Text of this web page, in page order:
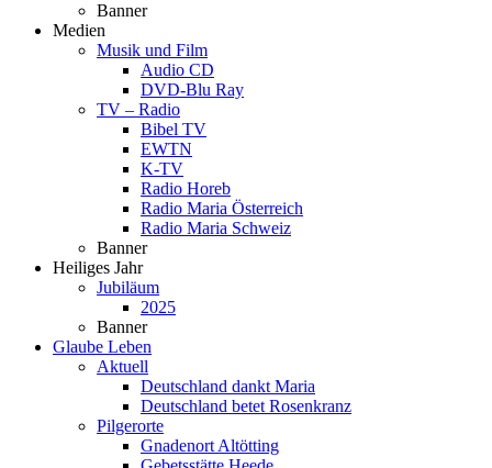
Banner
Medien
Musik und Film
Audio CD
DVD-Blu Ray
TV – Radio
Bibel TV
EWTN
K-TV
Radio Horeb
Radio Maria Österreich
Radio Maria Schweiz
Banner
Heiliges Jahr
Jubiläum
2025
Banner
Glaube Leben
Aktuell
Deutschland dankt Maria
Deutschland betet Rosenkranz
Pilgerorte
Gnadenort Altötting